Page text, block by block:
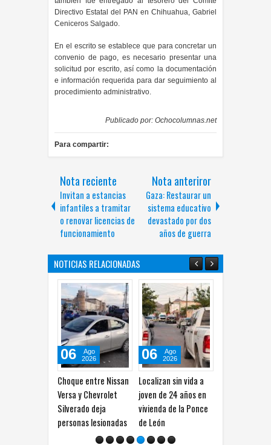
Directivo Estatal del PAN en Chihuahua, Gabriel
Ceniceros Salgado.
En el escrito se establece que para concretar un
convenio de pago, es necesario presentar una
solicitud por escrito, así como la documentación
e información requerida para dar seguimiento al
procedimiento administrativo.
Publicado por: Ochocolumnas.net
Para compartir:
Nota reciente
Invitan a estancias
infantiles a tramitar
o renovar licencias de
funcionamiento
Nota anteriror
Gaza: Restaurar un
sistema educativo
devastado por dos
años de guerra
NOTICIAS RELACIONADAS
Choque entre Nissan
Versa y Chevrolet
Silverado deja
personas lesionadas
06
Ago
2026
Localizan sin vida a
joven de 24 años en
vivienda de la Ponce
de León
06
Ago
2026